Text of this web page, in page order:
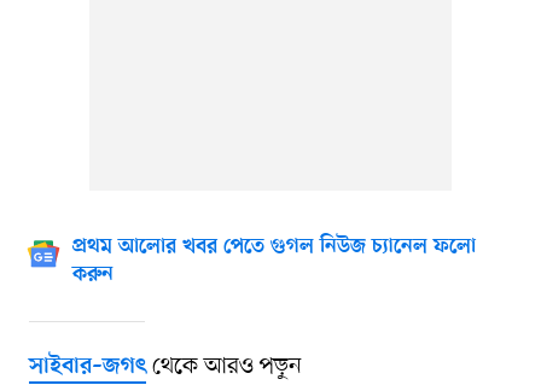
প্রথম আলোর খবর পেতে গুগল নিউজ চ্যানেল ফলো
করুন
সাইবার–জগৎথেকে আরও পড়ুন